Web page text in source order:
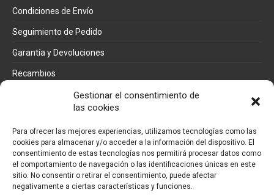
Gestionar el consentimiento de
las cookies
Para ofrecer las mejores experiencias, utilizamos tecnologías como las
cookies para almacenar y/o acceder a la información del dispositivo. El
consentimiento de estas tecnologías nos permitirá procesar datos como
el comportamiento de navegación o las identificaciones únicas en este
sitio. No consentir o retirar el consentimiento, puede afectar
negativamente a ciertas características y funciones.
Condiciones de Envío
Seguimiento de Pedido
Garantía y Devoluciones
Recambios
Métodos de pago
Mi cuenta
Pedidos
Direcciones